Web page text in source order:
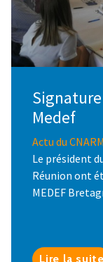
Medef
Actu du CNARM
Le président
Réunion ont
MEDEF
Lire la suite